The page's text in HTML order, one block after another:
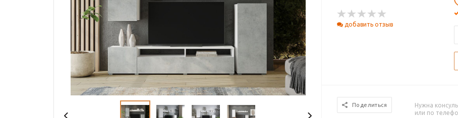
добавить отзыв
Поделиться Нужна
или по